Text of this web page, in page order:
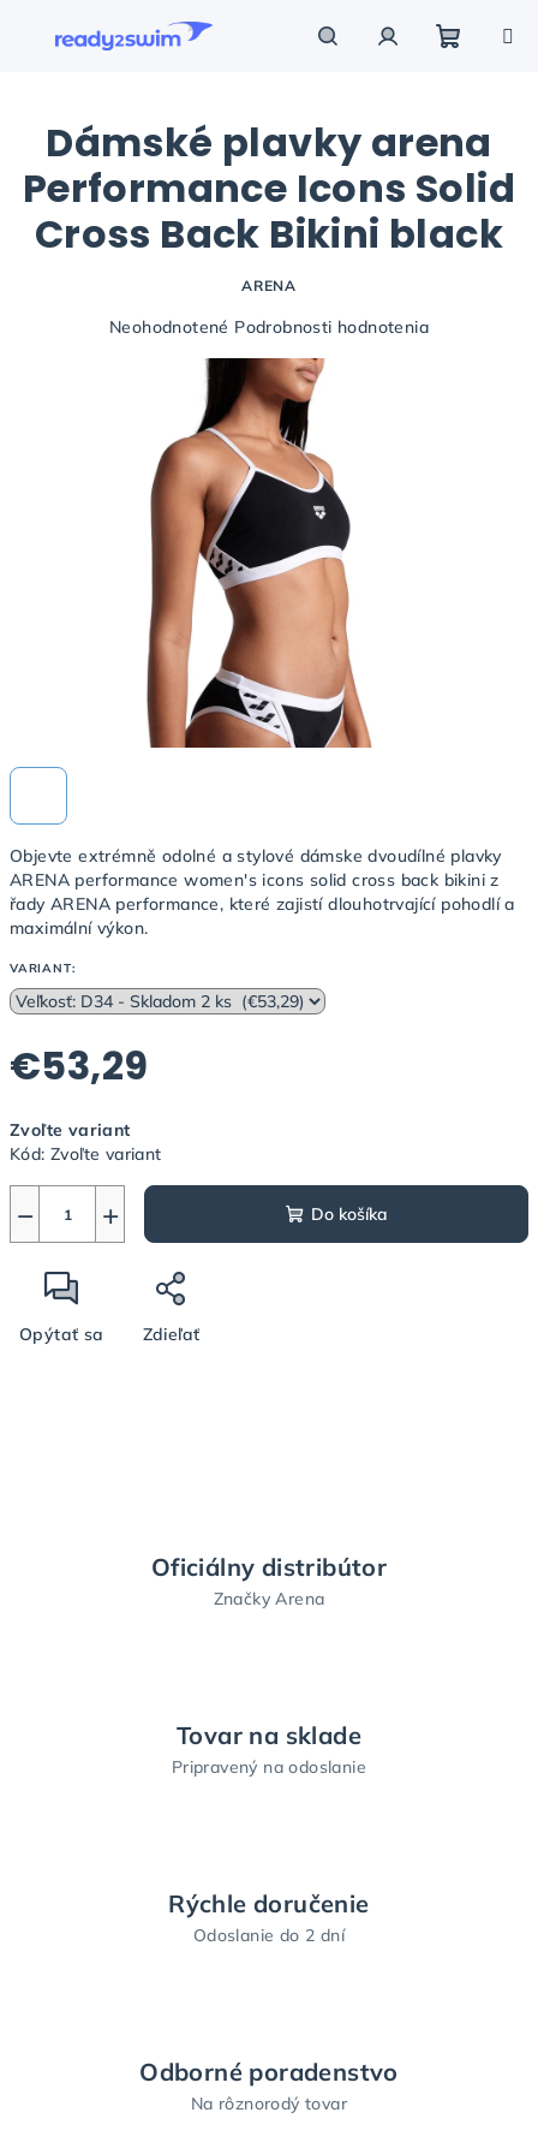
košík
Objevte extrémně odolné a stylové dámske dvoudílné plavky
ARENA performance women's icons solid cross back bikini z
řady ARENA performance, které zajistí dlouhotrvající pohodlí a
maximální výkon.
VARIANT:
€53,29
cena:
Zvoľte variant
Kód: Zvoľte variant
+
− Do košíka
Opýtať sa Zdieľať
Dámské plavky arena
Performance Icons Solid
Cross Back Bikini black
ARENA
Priemerné
hviezdičiek.
Neohodnotené Podrobnosti hodnotenia
Oficiálny distribútor
Značky Arena
Tovar na sklade
Pripravený na odoslanie
Rýchle doručenie
Odoslanie do 2 dní
Odborné poradenstvo
Na rôznorodý tovar